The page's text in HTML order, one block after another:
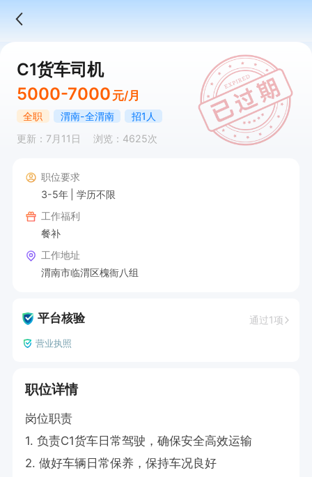
C1货车司机
5000-7000 元/月
全职 渭南-全渭南
招1人
更新：7月11日
浏览：4625次
职位要求
3-5年
学历不限
工作福利
餐补
工作地址
渭南市临渭区槐衙八组
平台核验 通过1项
营业执照
职位详情
岗位职责
1. 负责C1货车日常驾驶，确保安全高效运输
2. 做好车辆日常保养，保持车况良好